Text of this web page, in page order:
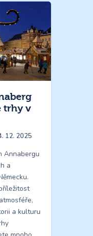
trhy v
12. 2025
Annabergu
a
a kulturu